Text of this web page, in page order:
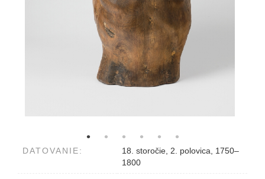
DATOVANIE:
18. storočie, 2. polovica, 1750–
1800